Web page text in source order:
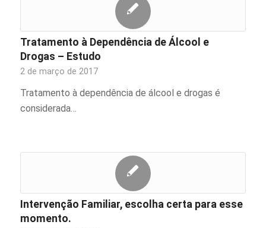
Tratamento à Dependência de Álcool e
Drogas – Estudo
2 de março de 2017
Tratamento à dependência de álcool e drogas é
considerada…
Intervenção Familiar, escolha certa para esse
momento.